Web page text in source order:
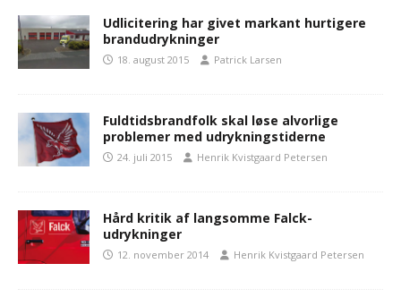
Udlicitering har givet markant hurtigere
brandudrykninger
18. august 2015 Patrick Larsen
Fuldtidsbrandfolk skal løse alvorlige
problemer med udrykningstiderne
24. juli 2015 Henrik Kvistgaard Petersen
Hård kritik af langsomme Falck-
udrykninger
12. november 2014 Henrik Kvistgaard Petersen